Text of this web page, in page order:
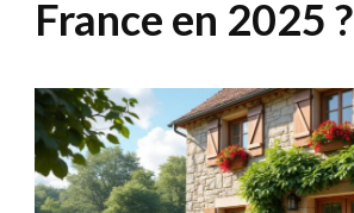
France en 2025 ?